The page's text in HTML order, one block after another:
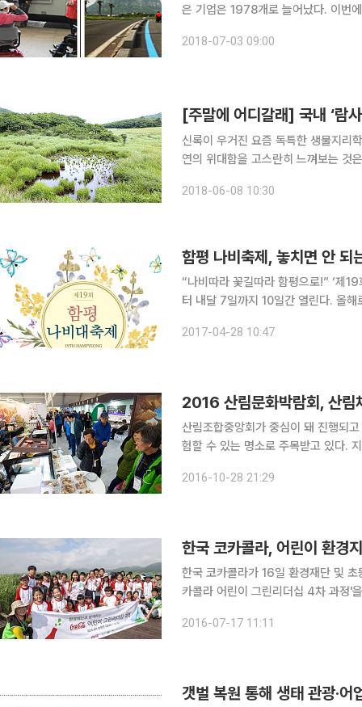
은 기업은 1978개로 늘어났다. 이번에 새롭게 인증받은 사회적업에는 장애인 등 이동약자를 위한
2018-07-03 09:00
신록이 우거진 요즘 독특한 생물지리
연의 위대함을 고스란히 느껴보는 것
계의 보고(寶庫)다. 한국관광공사가
2018-06-08 10:30
함평 나비축제, 놓치면 안 되
“나비따라 꽃길따라 함평으로!” ‘제
터 내달 7일까지 10일간 열린다. 올해로 19회를 맞는 이번 함평 나비축제에서는 호랑나비를 비롯해
물과 야생화가 재배·전시되고 있는 친
2017-04-28 10:47
2016 산림문화박람회, 산림
산림조합중앙회가 중심이 돼 진행되
험할 수 있는 명소로 주목받고 있다.
산국화축제와 더불어 많은 인파가 몰
2016-10-28 21:29
한국 코카콜라, 어린이 환경
한국 코카콜라가 16일 환경재단 및
카콜라 어린이 그린리더십 4차 과정'을 진
으로 어린이들에게 습지 탐사를 통해
2016-07-17 11:11
갯벌 복원 통해 생태 관광·